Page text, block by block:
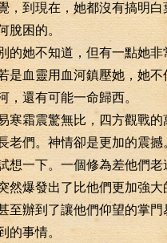
，到現在，她都沒有搞明白
脫困的。
不知道，但有一點她非
是血靈用血河鎮壓她，她不
，還有可能一命歸西。
震驚無比，四方觀戰的
老們。神情卻是更加的震撼
下。一個修為差他們老
然爆發出了比他們更加強大
至辦到了讓他們仰望的掌門
的事情。